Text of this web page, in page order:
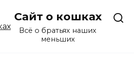
Сайт о кошках
Всё о братьях наших
меньших